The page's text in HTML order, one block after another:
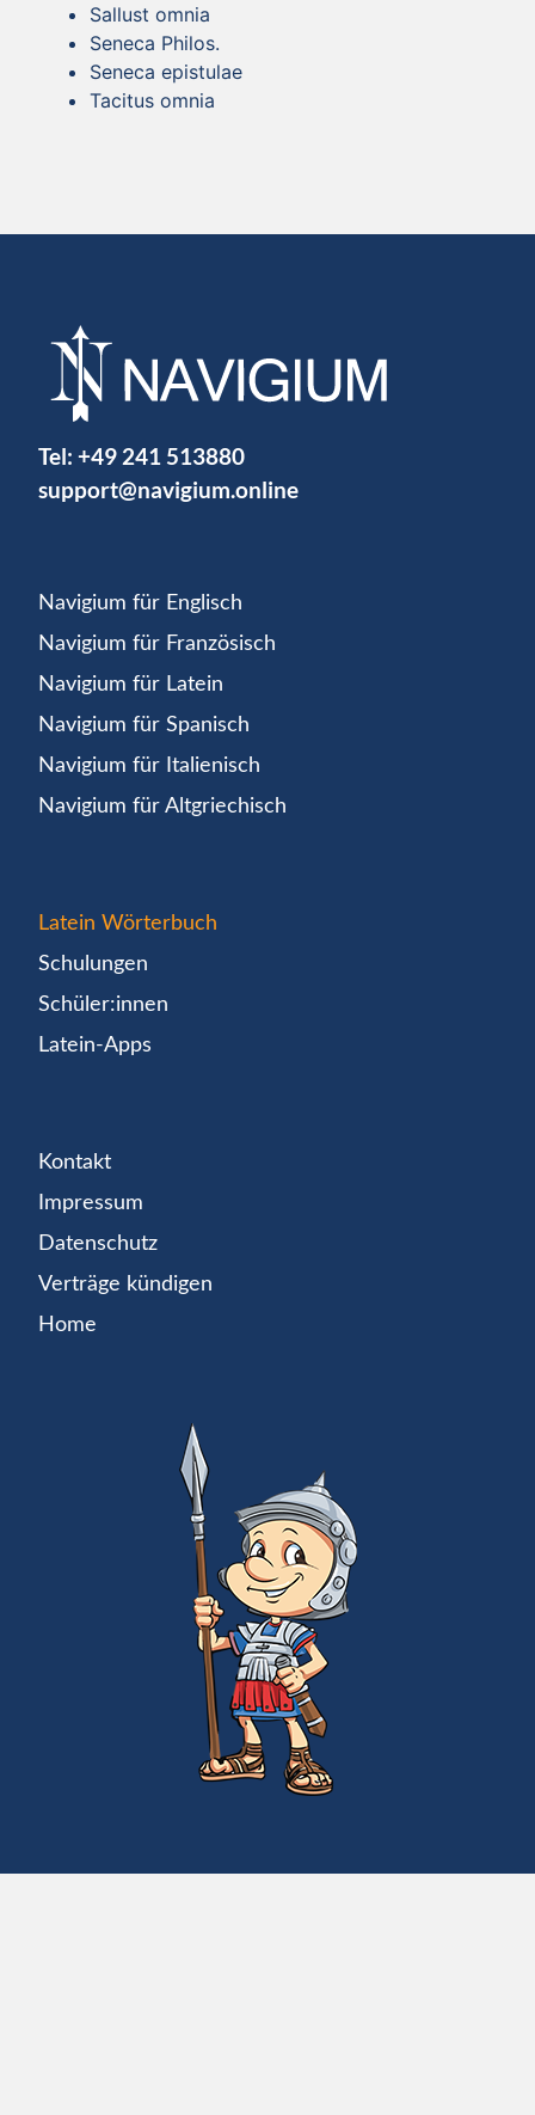
Sallust omnia
Seneca Philos.
Seneca epistulae
Tacitus omnia
Tel: +49 241 513880
support@navigium.online
Navigium für Englisch
Navigium für Französisch
Navigium für Latein
Navigium für Spanisch
Navigium für Italienisch
Navigium für Altgriechisch
Latein Wörterbuch
Schulungen
Schüler:innen
Latein-Apps
Kontakt
Impressum
Datenschutz
Verträge kündigen
Home